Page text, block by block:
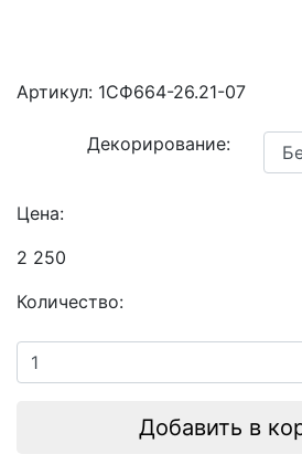
Артикул: 1СФ664-26.21-07
Декорирование:
Цена:
2 250
Количество:
Добавить в